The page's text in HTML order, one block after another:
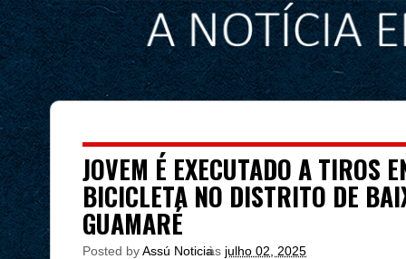
JOVEM É EXECUTADO A TIROS
BICICLETA NO DISTRITO DE
GUAMARÉ
Posted byAssú Noticia
às julho 02, 2025